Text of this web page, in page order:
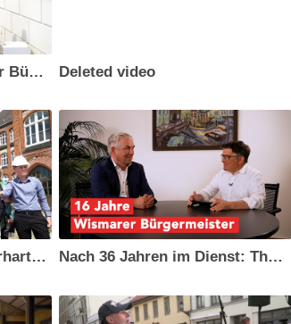
Wismars Altstadt wird zur Bühne - 15. Internationales Straßentheaterfest BOULEV∙ART Deleted video
Grundsteinlegung am Gerhart-Hauptmann-Gymnasium Nach 36 Jahren im Dienst: Thomas Beyer verabschiedet sich als Bürgermeister von Wismar